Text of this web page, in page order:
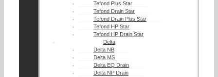
Tefond Plus Star
Tefond Drain Star
Tefond Drain Plus Star
Tefond HP Star
Tefond HP Drain Star
Delta
Delta NB
Delta MS
Delta EQ Drain
Delta NP Drain